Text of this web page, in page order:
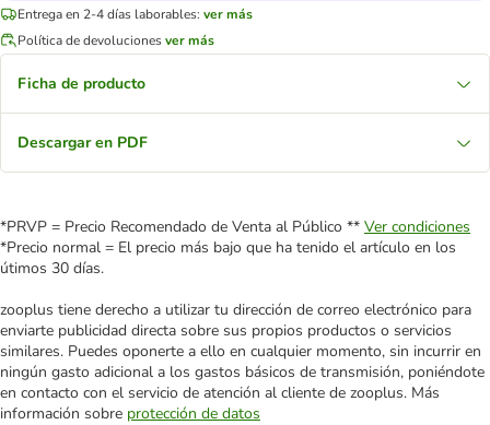
Entrega en 2-4 días laborables: ver más
Política de devolucionesver más
Ficha de producto
Descargar en PDF
*PRVP = Precio Recomendado de Venta al Público ** Ver condiciones
*Precio normal = El precio más bajo que ha tenido el artículo en los
útimos 30 días.
zooplus tiene derecho a utilizar tu dirección de correo electrónico para
enviarte publicidad directa sobre sus propios productos o servicios
similares. Puedes oponerte a ello en cualquier momento, sin incurrir en
ningún gasto adicional a los gastos básicos de transmisión, poniéndote
en contacto con el servicio de atención al cliente de zooplus. Más
información sobre protección de datos